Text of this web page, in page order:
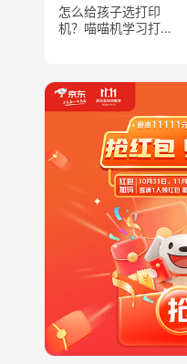
怎么给孩子选打印
机？喵喵机学习打印